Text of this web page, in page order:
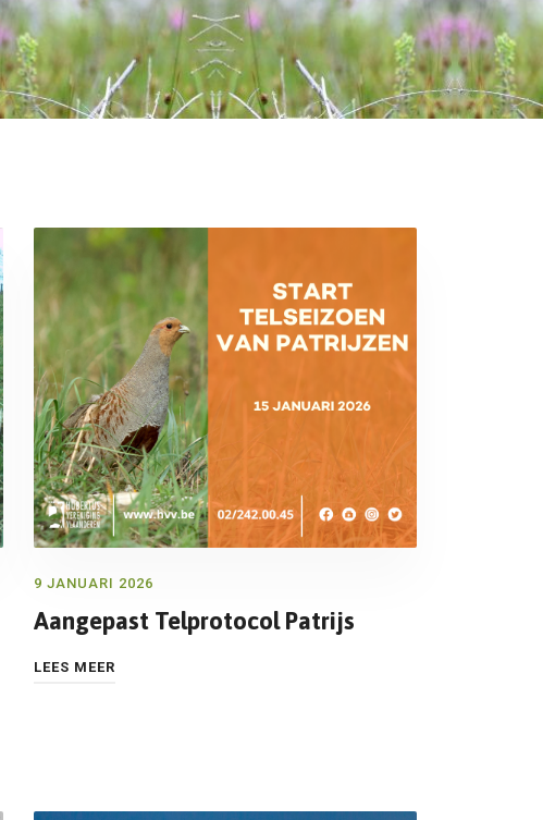
9 JANUARI 2026
Aangepast Telprotocol Patrijs
LEES MEER